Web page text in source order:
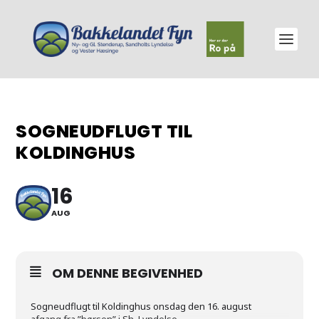
SOGNEUDFLUGT TIL
KOLDINGHUS
16
AUG
OM DENNE BEGIVENHED
Sogneudflugt til Koldinghus onsdag den 16. august